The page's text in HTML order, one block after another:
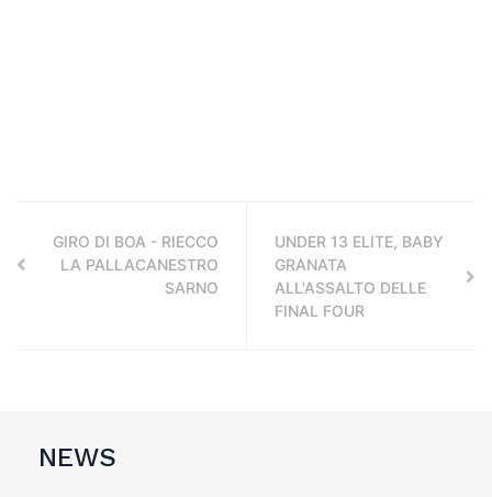
GIRO DI BOA - RIECCO
LA PALLACANESTRO
SARNO
UNDER 13 ELITE, BABY
GRANATA
ALL'ASSALTO DELLE
FINAL FOUR
NEWS